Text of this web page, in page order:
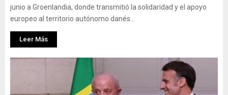
junio a Groenlandia, donde transmitió la solidaridad y el apoyo
europeo al territorio autónomo danés...
Leer Más